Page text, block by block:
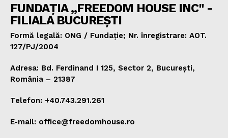
FUNDAȚIA „FREEDOM HOUSE INC" -
FILIALA BUCUREȘTI
Formă legală: ONG / Fundație; Nr. înregistrare: AOT.
127/PJ/2004
Adresa: Bd. Ferdinand I 125, Sector 2, București,
România – 21387
Telefon: +40.743.291.261
E-mail: office@freedomhouse.ro